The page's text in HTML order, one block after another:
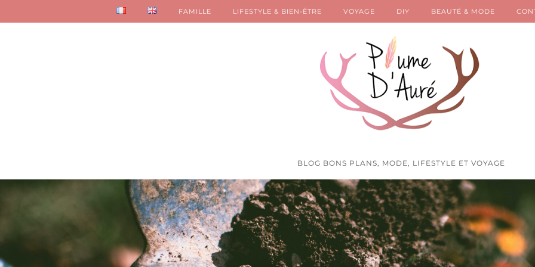
BLOG BONS PLANS, MODE, LIFESTYLE ET VOYAGE
FAMILLE LIFESTYLE & BIEN-ÊTRE VOYAGE DIY BEAUTÉ & MODE